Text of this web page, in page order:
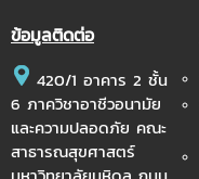
ข้อมูลติดต่อ
420/1 อาคาร 2 ชั้น
6 ภาควิชาอาชีวอนามัย
และความปลอดภัย คณะ
สาธารณสุขศาสตร์